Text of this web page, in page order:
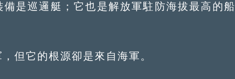
是巡邏艇；它也是解放軍駐防海拔最高的船
它的根源卻是來自海軍。